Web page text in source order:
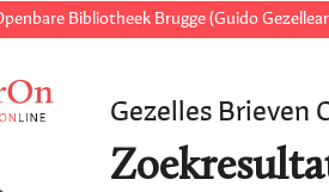
Bibliotheek Brugge (Guido
Gezelles Brieven